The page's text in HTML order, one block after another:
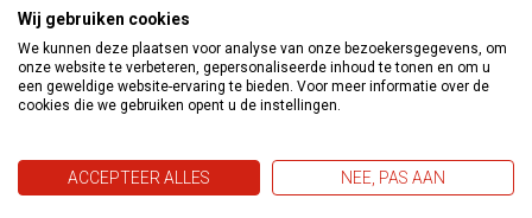
blijft.
Geschikt voor Renovatie:Ideaal voor pleisters op
nageïsoleerde buitengevels, ruwe gepleisterde
ondergronden en pleisters met haarscheurtjes, evenals
Bescherming tegen Schimmels en Algen:Biedt een
Wij gebruiken cookies
We kunnen deze plaatsen voor analyse van onze bezoekersgegevens, om
onze website te verbeteren, gepersonaliseerde inhoud te tonen en om u
een geweldige website-ervaring te bieden. Voor meer informatie over de
cookies die we gebruiken opent u de instellingen.
ACCEPTEER ALLES NEE, PAS AAN